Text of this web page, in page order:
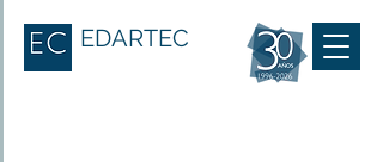
EDARTEC